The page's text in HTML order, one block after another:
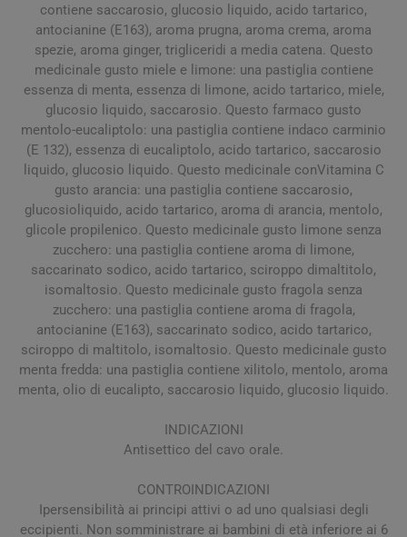
contiene saccarosio, glucosio liquido, acido tartarico,
antocianine (E163), aroma prugna, aroma crema, aroma
spezie, aroma ginger, trigliceridi a media catena. Questo
medicinale gusto miele e limone: una pastiglia contiene
essenza di menta, essenza di limone, acido tartarico, miele,
glucosio liquido, saccarosio. Questo farmaco gusto
mentolo-eucaliptolo: una pastiglia contiene indaco carminio
(E 132), essenza di eucaliptolo, acido tartarico, saccarosio
liquido, glucosio liquido. Questo medicinale conVitamina C
gusto arancia: una pastiglia contiene saccarosio,
glucosioliquido, acido tartarico, aroma di arancia, mentolo,
glicole propilenico. Questo medicinale gusto limone senza
zucchero: una pastiglia contiene aroma di limone,
saccarinato sodico, acido tartarico, sciroppo dimaltitolo,
isomaltosio. Questo medicinale gusto fragola senza
zucchero: una pastiglia contiene aroma di fragola,
antocianine (E163), saccarinato sodico, acido tartarico,
sciroppo di maltitolo, isomaltosio. Questo medicinale gusto
menta fredda: una pastiglia contiene xilitolo, mentolo, aroma
menta, olio di eucalipto, saccarosio liquido, glucosio liquido.
INDICAZIONI
Antisettico del cavo orale.
CONTROINDICAZIONI
Ipersensibilità ai principi attivi o ad uno qualsiasi degli
eccipienti. Non somministrare ai bambini di età inferiore ai 6